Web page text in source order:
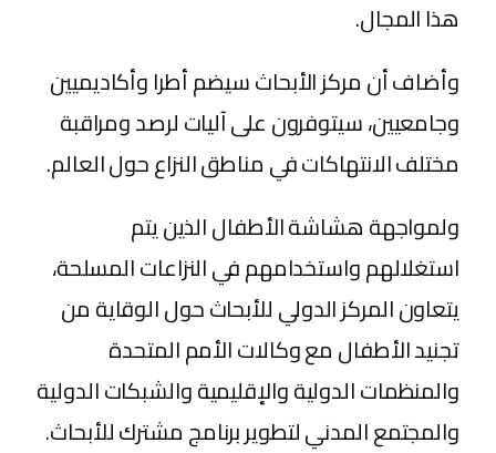
هذا المجال.
وأضاف أن مركز الأبحاث سيضم أطرا وأكاديميين
وجامعيين، سيتوفرون على آليات لرصد ومراقبة
مختلف الانتهاكات في مناطق النزاع حول العالم.
ولمواجهة هشاشة الأطفال الذين يتم
استغلالهم واستخدامهم في النزاعات المسلحة،
يتعاون المركز الدولي للأبحاث حول الوقاية من
تجنيد الأطفال مع وكالات الأمم المتحدة
والمنظمات الدولية والإقليمية والشبكات الدولية
والمجتمع المدني لتطوير برنامج مشترك للأبحاث.